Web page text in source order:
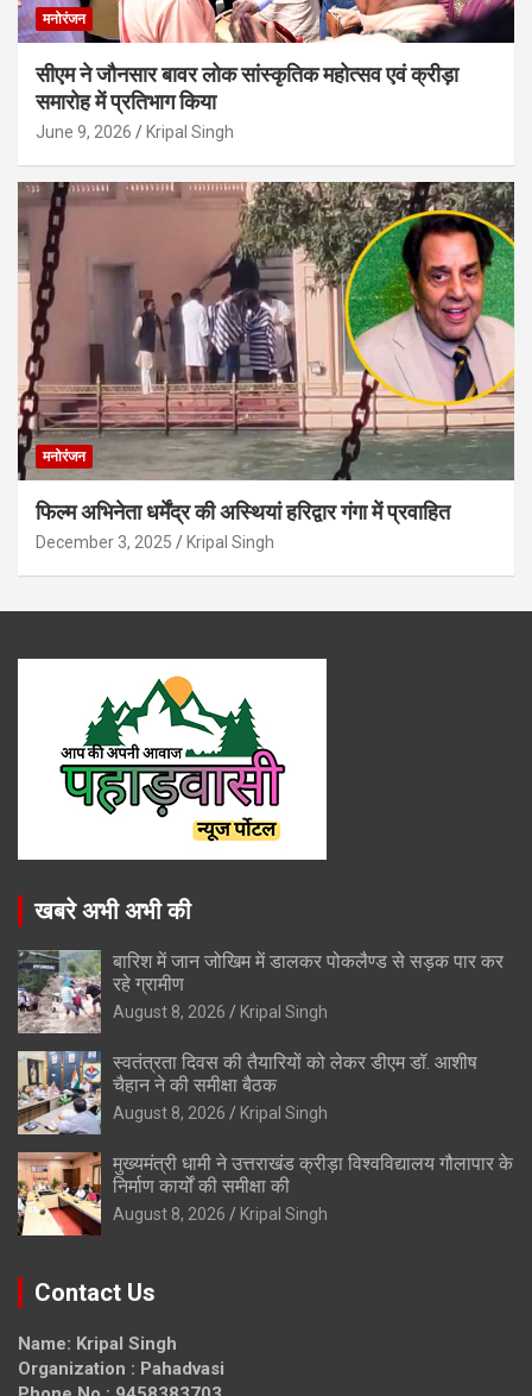
मनोरंजन
सीएम ने जौनसार बावर लोक सांस्कृतिक महोत्सव एवं क्रीड़ा
समारोह में प्रतिभाग किया
June 9, 2026 Kripal Singh
मनोरंजन
फिल्म अभिनेता धर्मेंद्र की अस्थियां हरिद्वार गंगा में प्रवाहित
December 3, 2025 Kripal Singh
खबरे अभी अभी की
बारिश में जान जोखिम में डालकर पोकलैण्ड से सड़क पार कर
रहे ग्रामीण
August 8, 2026 Kripal Singh
स्वतंत्रता दिवस की तैयारियों को लेकर डीएम डॉ. आशीष
चैहान ने की समीक्षा बैठक
August 8, 2026 Kripal Singh
मुख्यमंत्री धामी ने उत्तराखंड क्रीड़ा विश्वविद्यालय गौलापार के
निर्माण कार्यों की समीक्षा की
August 8, 2026 Kripal Singh
Contact Us
Name: Kripal Singh
Organization : Pahadvasi